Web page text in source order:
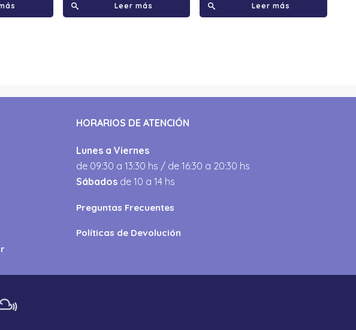
Leer más Leer más
HORARIOS DE ATENCIÓN
Lunes a Viernes
de 09:30 a 13:30 hs / de 16:30 a 20:30 hs
Sábados de 10 a 14 hs
Preguntas Frecuentes
Políticas de Devolución